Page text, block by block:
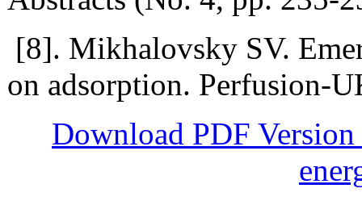
[8]. Mikhalovsky SV.
on adsorption. Perfusion-
Download PDF